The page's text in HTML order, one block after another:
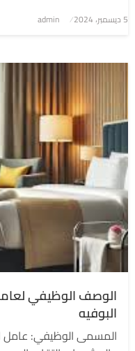
نُشر
5 ديسمبر، 2024 admin
البوفيه